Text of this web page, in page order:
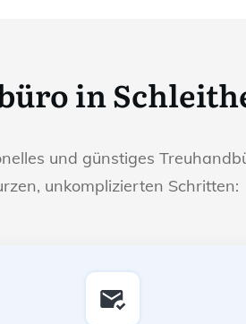
in
und günstiges
unkomplizierten Schritten: